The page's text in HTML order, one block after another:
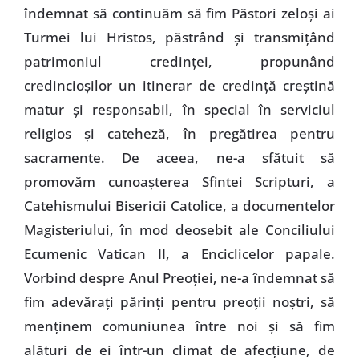
îndemnat să continuăm să fim Păstori zeloşi ai
Turmei lui Hristos, păstrând şi transmiţând
patrimoniul credinţei, propunând
credincioşilor un itinerar de credinţă creştină
matur şi responsabil, în special în serviciul
religios şi cateheză, în pregătirea pentru
sacramente. De aceea, ne-a sfătuit să
promovăm cunoaşterea Sfintei Scripturi, a
Catehismului Bisericii Catolice, a documentelor
Magisteriului, în mod deosebit ale Conciliului
Ecumenic Vatican II, a Enciclicelor papale.
Vorbind despre Anul Preoţiei, ne-a îndemnat să
fim adevăraţi părinţi pentru preoţii noştri, să
menţinem comuniunea între noi şi să fim
alături de ei într-un climat de afecţiune, de